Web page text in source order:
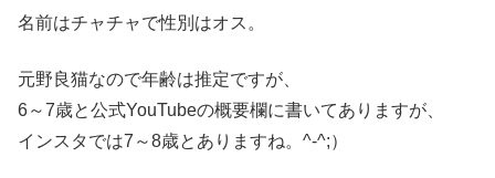
名前はチャチャで性別はオス。
元野良猫なので年齢は推定ですが、
6～7歳と公式YouTubeの概要欄に書いてありますが、
インスタでは7～8歳とありますね。^-^;）